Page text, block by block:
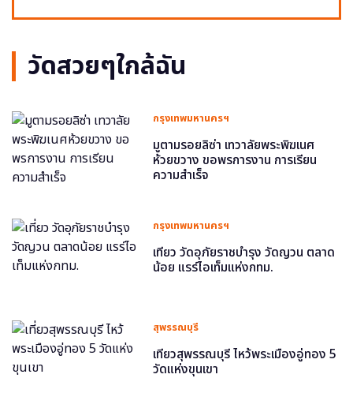
วัดสวยๆใกล้ฉัน
กรุงเทพมหานครฯ
มูตามรอยลิซ่า เทวาลัยพระพิฆเนศ
ห้วยขวาง ขอพรการงาน การเรียน
ความสำเร็จ
กรุงเทพมหานครฯ
เที่ยว วัดอุภัยราชบำรุง วัดญวน ตลาด
น้อย แรร์ไอเท็มแห่งกทม.
สุพรรณบุรี
เที่ยวสุพรรณบุรี ไหว้พระเมืองอู่ทอง 5
วัดแห่งขุนเขา